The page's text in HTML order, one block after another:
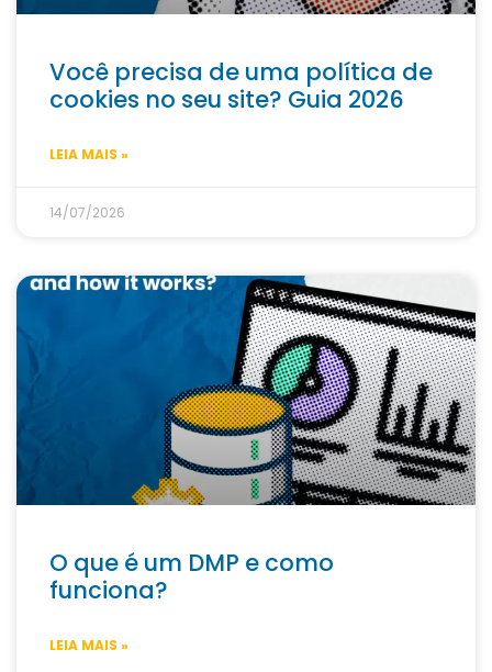
Você precisa de uma política de
cookies no seu site? Guia 2026
LEIA MAIS »
14/07/2026
O que é um DMP e como
funciona?
LEIA MAIS »